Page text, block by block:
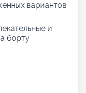
вариантов
и
борту